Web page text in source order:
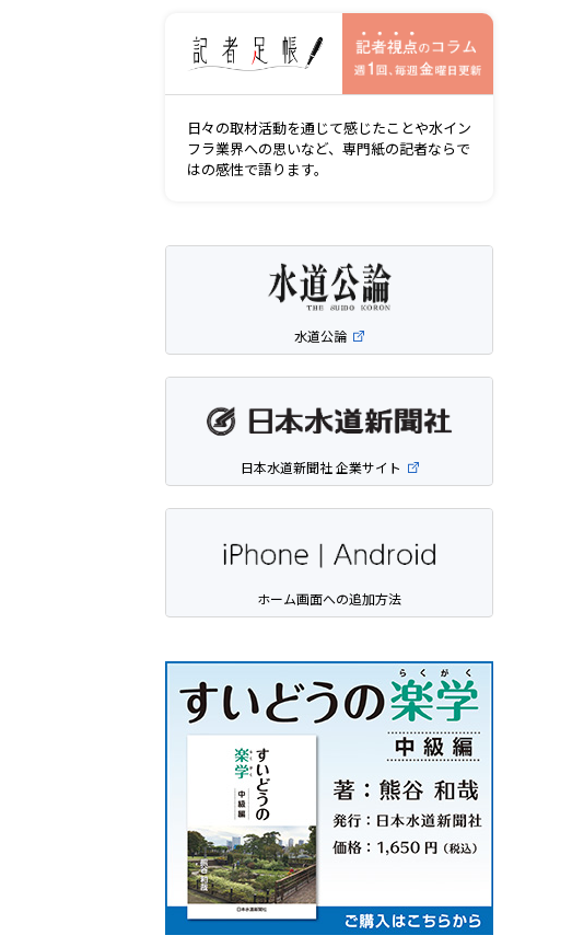
日々の取材活動を通じて感じたことや水イン
フラ業界への思いなど、専門紙の記者ならで
はの感性で語ります。
水道公論
日本水道新聞社 企業サイト
ホーム画面への追加方法